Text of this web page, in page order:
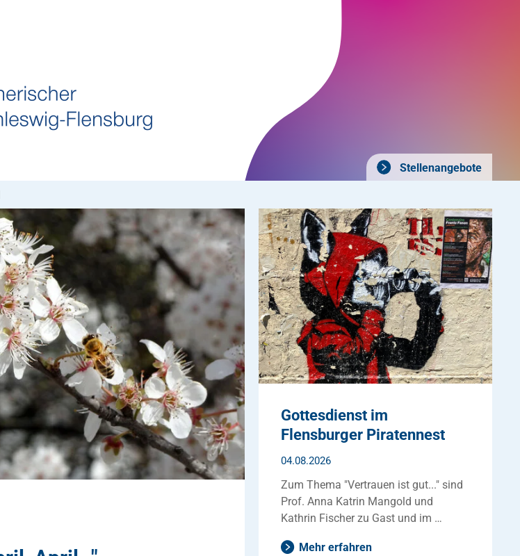
Stellenangebote
Gottesdienst im
Flensburger Piratennest
04.08.2026
Zum Thema "Vertrauen ist gut..." sind
Prof. Anna Katrin Mangold und
Kathrin Fischer zu Gast und im …
Mehr erfahren